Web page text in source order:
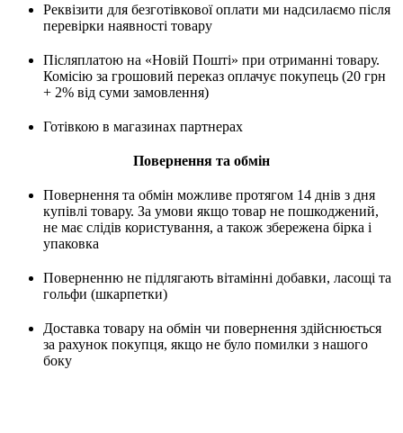
Реквізити для безготівкової оплати ми надсилаємо після
перевірки наявності товару
Післяплатою на «Новій Пошті» при отриманні товару.
Комісію за грошовий переказ оплачує покупець (20 грн
+ 2% від суми замовлення)
Готівкою в магазинах партнерах
Повернення та обмін
Повернення та обмін можливе протягом 14 днів з дня
купівлі товару. За умови якщо товар не пошкоджений,
не має слідів користування, а також збережена бірка і
упаковка
Поверненню не підлягають вітамінні добавки, ласощі та
гольфи (шкарпетки)
Доставка товару на обмін чи повернення здійснюється
за рахунок покупця, якщо не було помилки з нашого
боку